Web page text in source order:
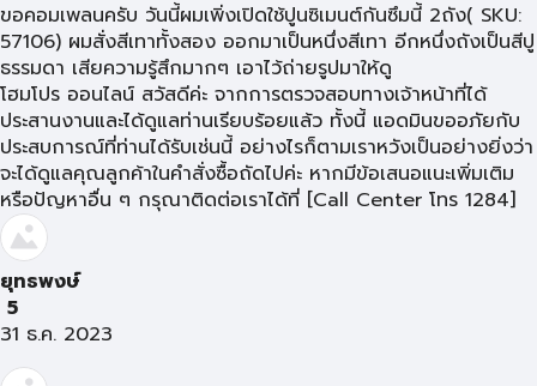
ขอคอมเพลนครับ วันนี้ผมเพิ่งเปิดใช้ปูนซิเมนต์กันซึมนี้ 2ถัง( SKU:
57106) ผมสั่งสีเทาทั้งสอง ออกมาเป็นหนึ่งสีเทา อีกหนึ่งถังเป็นสีปู
ธรรมดา เสียความรู้สึกมากๆ เอาไว้ถ่ายรูปมาให้ดู
โฮมโปร ออนไลน์ สวัสดีค่ะ จากการตรวจสอบทางเจ้าหน้าที่ได้
ประสานงานและได้ดูแลท่านเรียบร้อยแล้ว ทั้งนี้ แอดมินขออภัยกับ
ประสบการณ์ที่ท่านได้รับเช่นนี้ อย่างไรก็ตามเราหวังเป็นอย่างยิ่งว่า
จะได้ดูแลคุณลูกค้าในคำสั่งซื้อถัดไปค่ะ หากมีข้อเสนอแนะเพิ่มเติม
หรือปัญหาอื่น ๆ กรุณาติดต่อเราได้ที่ [Call Center โทร 1284]
ยุทธพงษ์
5
31 ธ.ค. 2023